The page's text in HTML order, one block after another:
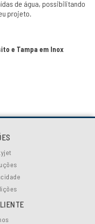
de água, possibilitando
projeto.
e Tampa em Inox